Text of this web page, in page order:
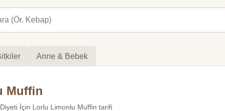
Anne & Bebek
Muffin
İçin Lorlu Limonlu Muffin tarifi